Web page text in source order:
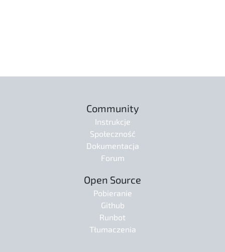
Community
Instrukcje
Społeczność
Dokumentacja
Forum
Open Source
Pobieranie
Github
Runbot
Tłumaczenia